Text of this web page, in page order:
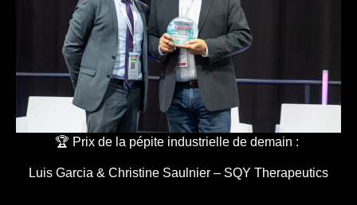
🏆 Prix de la pépite industrielle de demain :
Luis Garcia & Christine Saulnier – SQY Therapeutics